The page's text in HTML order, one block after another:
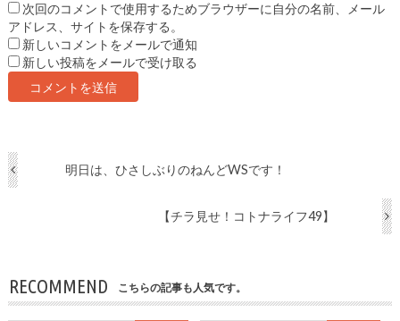
次回のコメントで使用するためブラウザーに自分の名前、メール
アドレス、サイトを保存する。
新しいコメントをメールで通知
新しい投稿をメールで受け取る
明日は、ひさしぶりのねんどWSです！
【チラ見せ！コトナライフ49】
RECOMMEND こちらの記事も人気です。